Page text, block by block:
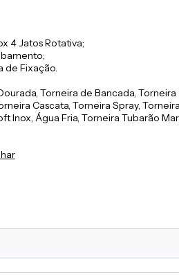
4 Jatos Rotativa;
de Fixação.
Torneira de Bancada,
Cascata, Torneira Spray,
Inox, Água Fria, Torneira Tubarão